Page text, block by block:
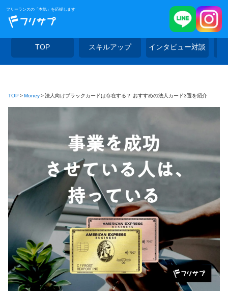
フリーランスの「本気」を応援します
TOP スキルアップ インタビュー対談
TOP Money 法人向けブラックカードは存在する？ おすすめの法人カード3選を紹介